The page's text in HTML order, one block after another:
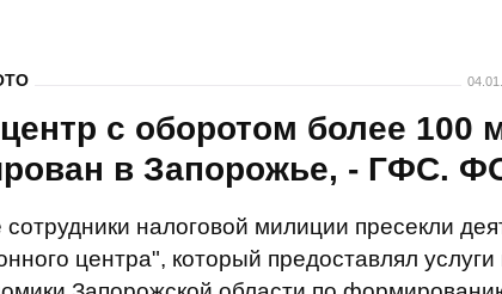
с оборотом более 100
в Запорожье, - ГФС.
налоговой милиции пресекли
центра", который предоставлял